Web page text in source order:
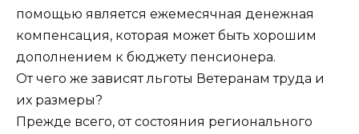
помощью является ежемесячная денежная
компенсация, которая может быть хорошим
дополнением к бюджету пенсионера.
От чего же зависят льготы Ветеранам труда и
их размеры?
Прежде всего, от состояния регионального